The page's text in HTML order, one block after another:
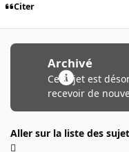
Citer
Archivé
Ce sujet est
recevoir de
Aller sur la liste des